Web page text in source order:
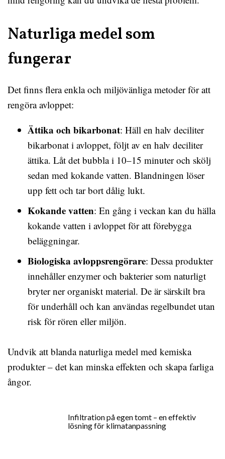
Naturliga medel som
fungerar
Det finns flera enkla och miljövänliga metoder för att
rengöra avloppet:
Ättika och bikarbonat: Häll en halv deciliter
bikarbonat i avloppet, följt av en halv deciliter
ättika. Låt det bubbla i 10–15 minuter och skölj
sedan med kokande vatten. Blandningen löser
upp fett och tar bort dålig lukt.
Kokande vatten: En gång i veckan kan du hälla
kokande vatten i avloppet för att förebygga
beläggningar.
Biologiska avloppsrengörare: Dessa produkter
innehåller enzymer och bakterier som naturligt
bryter ner organiskt material. De är särskilt bra
för underhåll och kan användas regelbundet utan
risk för rören eller miljön.
Undvik att blanda naturliga medel med kemiska
produkter – det kan minska effekten och skapa farliga
ångor.
Infiltration på egen tomt – en effektiv
lösning för klimatanpassning